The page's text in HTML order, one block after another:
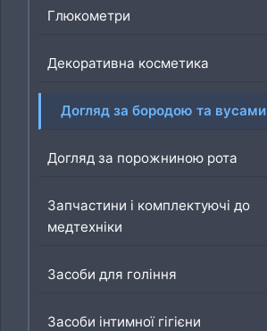
Глюкометри
Декоративна косметика
Догляд за бородою та вусами
Догляд за порожниною рота
Запчастини і комплектуючі до
медтехніки
Засоби для гоління
Засоби інтимної гігієни